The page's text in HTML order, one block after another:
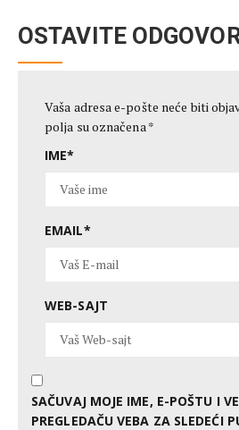
OSTAVITE
Vaša adresa e-pošte neće biti
polja su označena *
IME*
EMAIL*
WEB-SAJT
SAČUVAJ MOJE IME, E-POŠTU I
PREGLEDAČU VEBA ZA SLEDEĆI